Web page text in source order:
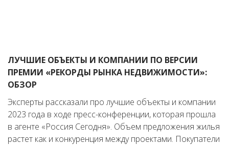
ЛУЧШИЕ ОБЪЕКТЫ И КОМПАНИИ ПО ВЕРСИИ
ПРЕМИИ «РЕКОРДЫ РЫНКА НЕДВИЖИМОСТИ»:
ОБЗОР
Эксперты рассказали про лучшие объекты и компании
2023 года в ходе пресс-конференции, которая прошла
в агенте «Россия Сегодня». Объем предложения жилья
растет как и конкуренция между проектами. Покупатели